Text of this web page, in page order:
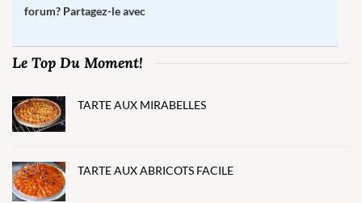
forum? Partagez-le avec
Le Top Du Moment!
TARTE AUX MIRABELLES
TARTE AUX ABRICOTS FACILE